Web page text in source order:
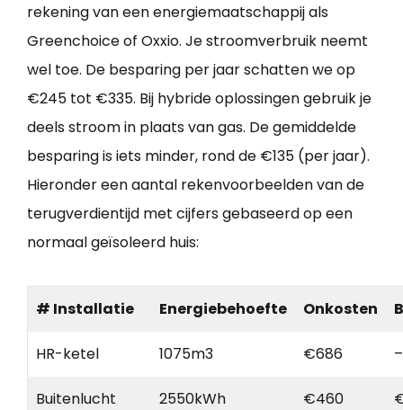
rekening van een energiemaatschappij als
Greenchoice of Oxxio. Je stroomverbruik neemt
wel toe. De besparing per jaar schatten we op
€245 tot €335. Bij hybride oplossingen gebruik je
deels stroom in plaats van gas. De gemiddelde
besparing is iets minder, rond de €135 (per jaar).
Hieronder een aantal rekenvoorbeelden van de
terugverdientijd met cijfers gebaseerd op een
normaal geïsoleerd huis:
# Installatie Energiebehoefte Onkosten
HR-ketel 1075m3 €686 –
Buitenlucht 2550kWh €460